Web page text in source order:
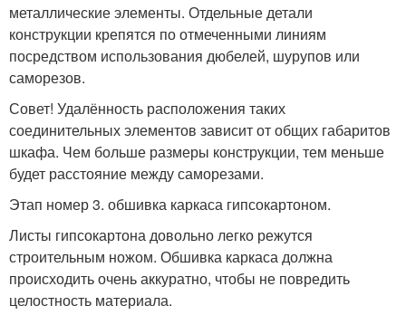
металлические элементы. Отдельные детали
конструкции крепятся по отмеченными линиям
посредством использования дюбелей, шурупов или
саморезов.
Совет! Удалённость расположения таких
соединительных элементов зависит от общих габаритов
шкафа. Чем больше размеры конструкции, тем меньше
будет расстояние между саморезами.
Этап номер 3. обшивка каркаса гипсокартоном.
Листы гипсокартона довольно легко режутся
строительным ножом. Обшивка каркаса должна
происходить очень аккуратно, чтобы не повредить
целостность материала.